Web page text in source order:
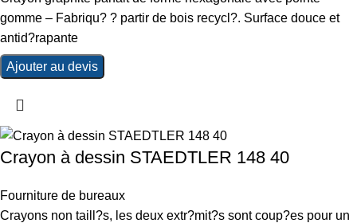
gomme – Fabriqu? ? partir de bois recycl?. Surface douce et
antid?rapante
Ajouter au devis
Crayon à dessin STAEDTLER 148 40
Fourniture de bureaux
Crayons non taill?s, les deux extr?mit?s sont coup?es pour un